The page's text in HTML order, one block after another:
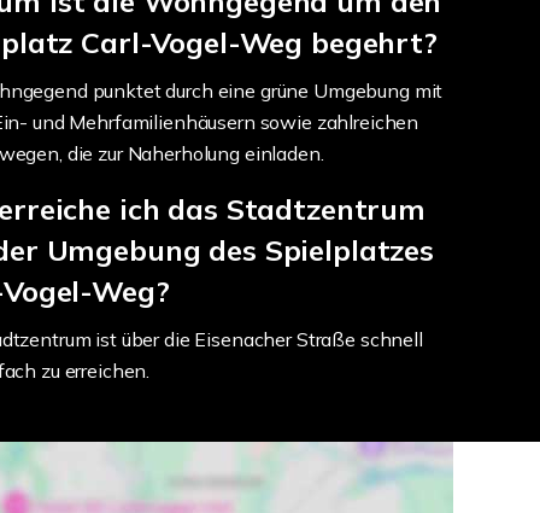
Carl-Vogel-Weg begehrt?
punktet durch eine grüne Umgebung mit
und Mehrfamilienhäusern sowie zahlreichen
die zur Naherholung einladen.
ich das Stadtzentrum
Umgebung des Spielplatzes
Weg?
ist über die Eisenacher Straße schnell
zu erreichen.